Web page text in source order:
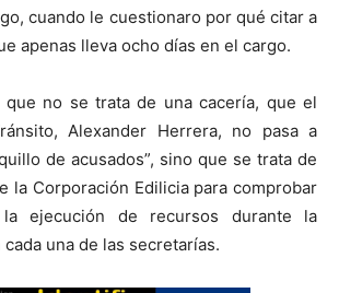
cuando le cuestionaro por qué citar a
apenas lleva ocho días en el cargo.
que no se trata de una cacería, que el
Alexander Herrera, no pasa a
de acusados”, sino que se trata de
la Corporación Edilicia para comprobar
ejecución de recursos durante la
una de las secretarías.